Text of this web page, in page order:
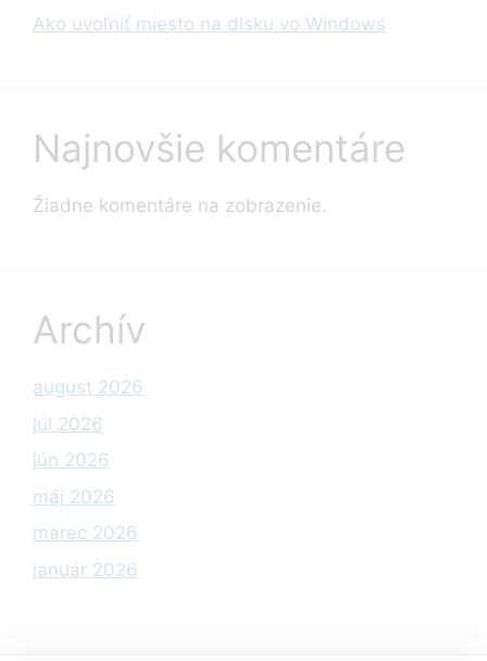
Ako uvoľniť miesto na disku vo Windows
Najnovšie komentáre
Žiadne komentáre na zobrazenie.
Archív
august 2026
júl 2026
jún 2026
máj 2026
marec 2026
január 2026